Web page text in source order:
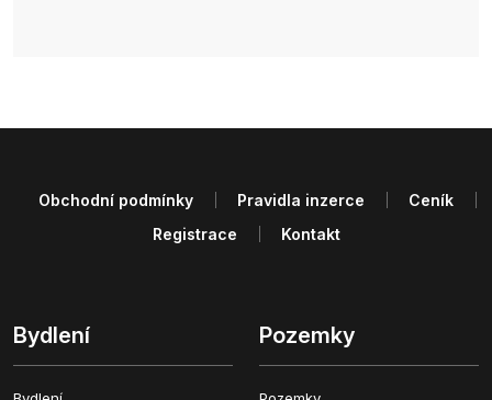
Bydlení Pozemky
Obchodní podmínky Pravidla inzerce
Ceník
Registrace
Kontakt